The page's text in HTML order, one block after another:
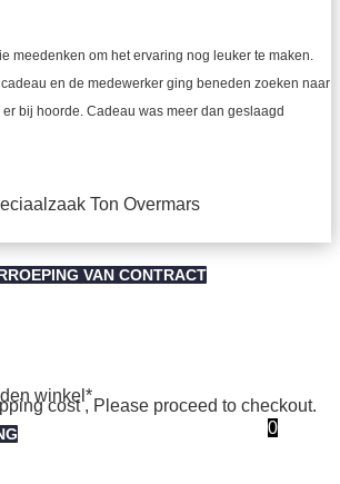
meedenken om het ervaring nog leuker te maken.
en de medewerker ging beneden zoeken naar
bij hoorde. Cadeau was meer dan geslaagd
Ton Overmars
VAN CONTRACT
0
cost , Please proceed to checkout.
winkel*